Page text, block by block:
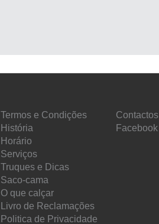
Termos e Condições
História
Horário
Serviços
Truques e Dicas
Saco-cama
O que calçar
Livro de Reclamações
Politica de Privacidade
Contactos
Facebook